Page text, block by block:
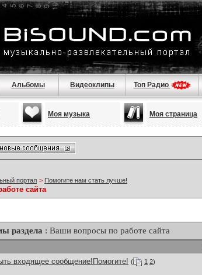
Альбомы Видеоклипы Топ Радио
Моя музыка Моя страница
портал > Помогите нам стать лучше!
сайта
раздела : Ваши вопросы по работе сайта
входящее сообщение!Помогите! ( 1 2)